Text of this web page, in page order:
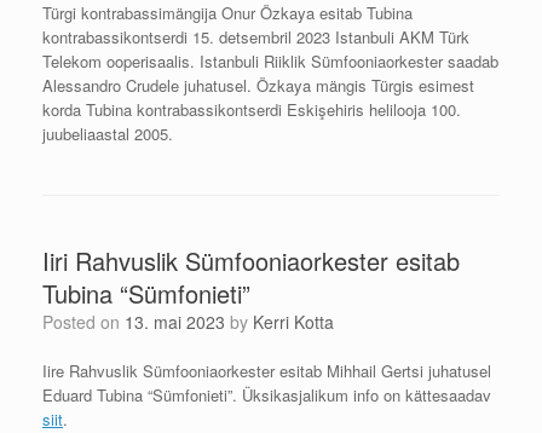
Türgi kontrabassimängija Onur Özkaya esitab Tubina
kontrabassikontserdi 15. detsembril 2023 Istanbuli AKM Türk
Telekom ooperisaalis. Istanbuli Riiklik Sümfooniaorkester saadab
Alessandro Crudele juhatusel. Özkaya mängis Türgis esimest
korda Tubina kontrabassikontserdi Eskişehiris helilooja 100.
juubeliaastal 2005.
Iiri Rahvuslik Sümfooniaorkester esitab
Tubina “Sümfonieti”
Posted on 13. mai 2023 by Kerri Kotta
Iire Rahvuslik Sümfooniaorkester esitab Mihhail Gertsi juhatusel
Eduard Tubina “Sümfonieti”. Üksikasjalikum info on kättesaadav
siit.